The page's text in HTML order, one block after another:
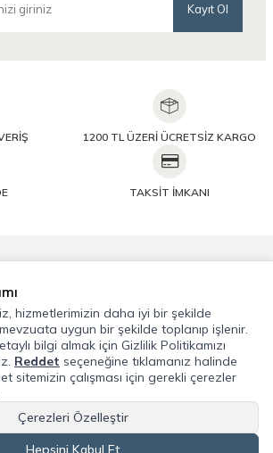
Kayıt Ol
1200 TL ÜZERİ ÜCRETSİZ KARGO
TAKSİT İMKANI
hizmetlerimizin daha iyi bir şekilde
uygun bir şekilde toplanıp işlenir.
bilgi almak için Gizlilik Politikamızı
Reddet seçeneğine tıklamanız halinde
sitemizin çalışması için gerekli çerezler
Çerezleri Özelleştir
Hepsini Kabul Et